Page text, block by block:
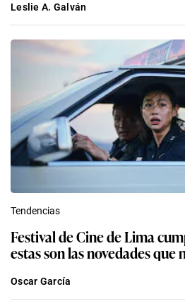
Leslie A. Galván
Tendencias
Festival de Cine de Lima
estas son las novedades que
Oscar García